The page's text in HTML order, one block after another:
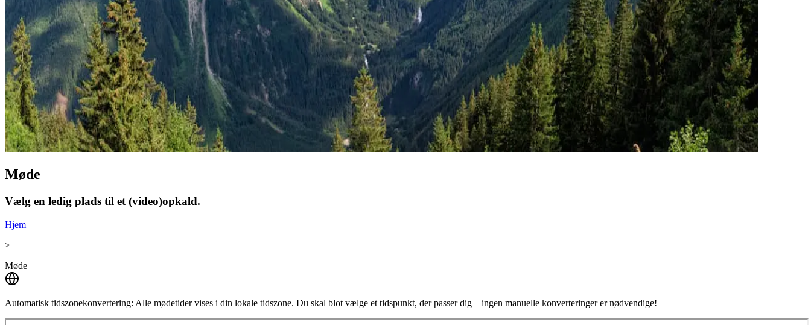
Møde
Vælg en ledig plads til et (video)opkald.
Hjem
>
Møde
Automatisk tidszonekonvertering: Alle mødetider vises i din lokale tidszone. Du skal blot vælge et tidspunkt, der passer dig – ingen manuelle konverteringer er nødvendige!